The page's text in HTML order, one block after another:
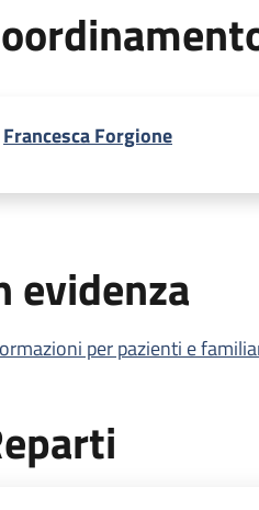
Francesca Forgione
evidenza
per pazienti e